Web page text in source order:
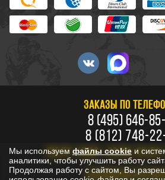
ЗАКАЗЫ ПО
8 (495) 646-
8 (812) 748-
ПН-ПТ: 10:00 - 20:00, СБ-ВС:
БЕСПЛАТНО ПО
Мы используем файлы cookie и
аналитики, чтобы улучшить работу
Продолжая работу с сайтом, Вы